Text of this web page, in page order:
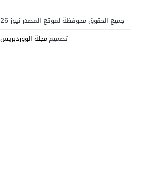
جميع الحقوق محوفظة لموقع المصدر نيوز 2026 | تطوير
تصميممجلة الووردبريس